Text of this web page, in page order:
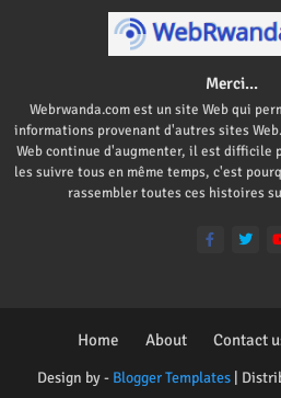
Merci...
Webrwanda.com est un site Web qui
informations provenant d'autres sites
Web continue d'augmenter, il est difficile
les suivre tous en même temps, c'est
rassembler toutes ces histoires
Design by - Blogger Templates|
Home About Contact